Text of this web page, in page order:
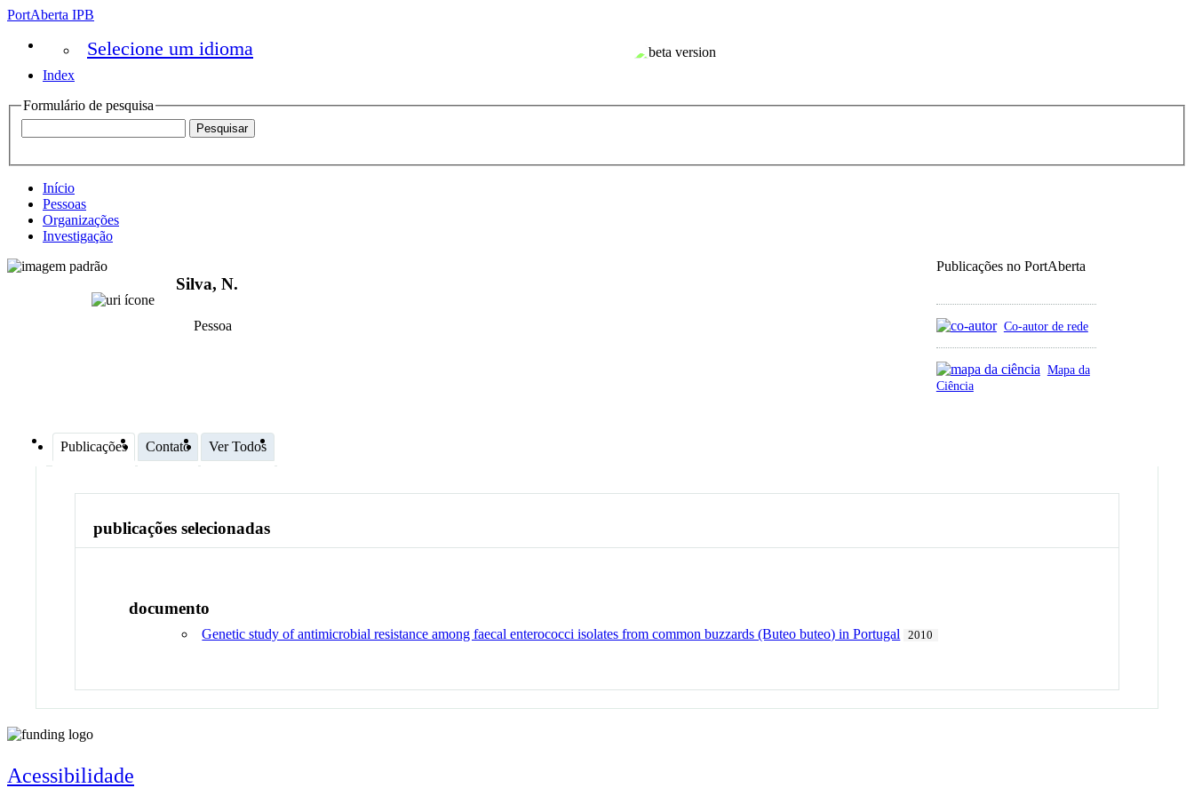
PortAberta IPB
Selecione um idioma
Index
Formulário de pesquisa
Início
Pessoas
Organizações
Investigação
Publicações no PortAberta
Co-autor de rede
Mapa da
Ciência
Silva, N.
Pessoa
Publicações Contato Ver Todos
publicações selecionadas
documento
Genetic study of antimicrobial resistance among faecal enterococci isolates from common buzzards (Buteo buteo) in Portugal 2010
Acessibilidade